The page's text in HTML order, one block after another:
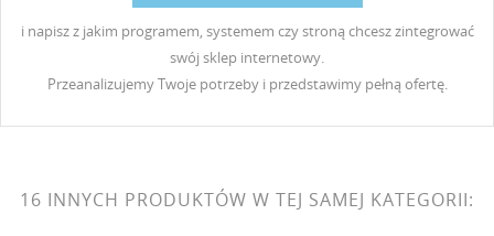
i napisz z jakim programem, systemem czy stroną chcesz zintegrować
swój sklep internetowy.
Przeanalizujemy Twoje potrzeby i przedstawimy pełną ofertę.
16 INNYCH PRODUKTÓW W TEJ SAMEJ KATEGORII: